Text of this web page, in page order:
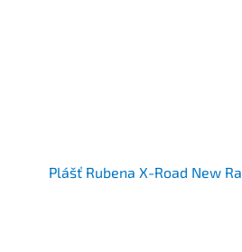
Plášť Rubena X-Road New